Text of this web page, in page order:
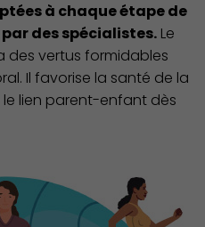
locale
à chaque étape de
des spécialistes. Le
des vertus formidables
Il favorise la santé de la
lien parent-enfant dès